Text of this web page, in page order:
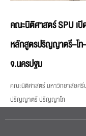
คณะนิติศาสตร์ SPU เปิ
หลักสูตรปริญญาตรี–โท
จ.นครปฐม
คณะนิติศาสตร์ มหาวิทยาลัยศรี
ปริญญาตรี ปริญญาโท